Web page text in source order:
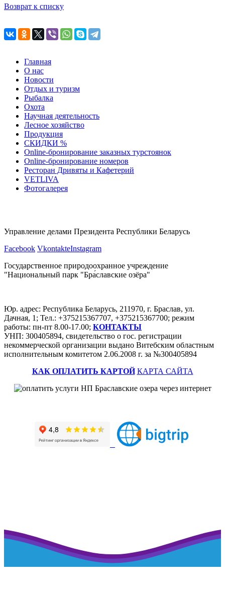
Возврат к списку
Главная
О нас
Новости
Отдых и туризм
Рыбалка
Охота
Научная деятельность
Лесное хозяйство
Продукция
СКИДКИ %
Оnline-бронирование заказных турстоянок
Оnline-бронирование номеров
Ресторан Дривяты и Кафетерий
VETLIVA
Фотогалерея
Управление делами Президента Республики Беларусь
Facebook VkontakteInstagram
Государственное природоохранное учреждение
"Национальный парк "Бра́славские озёра"
Юр. адрес: Республика Беларусь, 211970, г. Браслав, ул.
Дачная, 1; Тел.: +375215367707, +375215367700; режим
работы: пн-пт 8.00-17.00; КОНТАКТЫ
УНП: 300405894, свидетельство о гос. регистрации
некоммерческой организации выдано Витебским областным
исполнительным комитетом 2.06.2008 г. за №300405894
КАК ОПЛАТИТЬ КАРТОЙ КАРТА САЙТА